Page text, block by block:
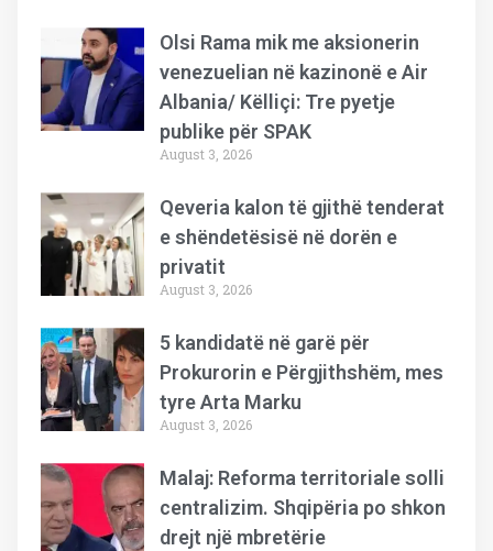
Olsi Rama mik me aksionerin
venezuelian në kazinonë e Air
Albania/ Këlliçi: Tre pyetje
publike për SPAK
August 3, 2026
Qeveria kalon të gjithë tenderat
e shëndetësisë në dorën e
privatit
August 3, 2026
5 kandidatë në garë për
Prokurorin e Përgjithshëm, mes
tyre Arta Marku
August 3, 2026
Malaj: Reforma territoriale solli
centralizim. Shqipëria po shkon
drejt një mbretërie